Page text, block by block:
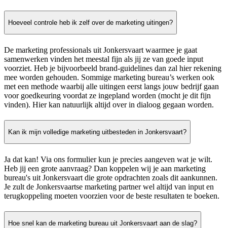
Hoeveel controle heb ik zelf over de marketing uitingen?
De marketing professionals uit Jonkersvaart waarmee je gaat
samenwerken vinden het meestal fijn als jij ze van goede input
voorziet. Heb je bijvoorbeeld brand-guidelines dan zal hier rekening
mee worden gehouden. Sommige marketing bureau’s werken ook
met een methode waarbij alle uitingen eerst langs jouw bedrijf gaan
voor goedkeuring voordat ze ingepland worden (mocht je dit fijn
vinden). Hier kan natuurlijk altijd over in dialoog gegaan worden.
Kan ik mijn volledige marketing uitbesteden in Jonkersvaart?
Ja dat kan! Via ons formulier kun je precies aangeven wat je wilt.
Heb jij een grote aanvraag? Dan koppelen wij je aan marketing
bureau's uit Jonkersvaart die grote opdrachten zoals dit aankunnen.
Je zult de Jonkersvaartse marketing partner wel altijd van input en
terugkoppeling moeten voorzien voor de beste resultaten te boeken.
Hoe snel kan de marketing bureau uit Jonkersvaart aan de slag?